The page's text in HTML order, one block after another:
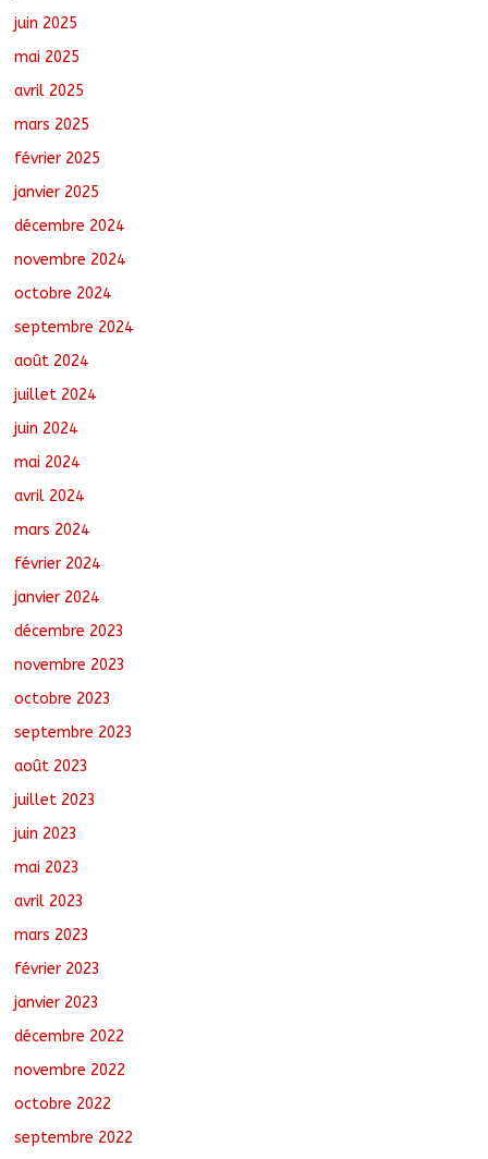
juin 2025
mai 2025
avril 2025
mars 2025
février 2025
janvier 2025
décembre 2024
novembre 2024
octobre 2024
septembre 2024
août 2024
juillet 2024
juin 2024
mai 2024
avril 2024
mars 2024
février 2024
janvier 2024
décembre 2023
novembre 2023
octobre 2023
septembre 2023
août 2023
juillet 2023
juin 2023
mai 2023
avril 2023
mars 2023
février 2023
janvier 2023
décembre 2022
novembre 2022
octobre 2022
septembre 2022